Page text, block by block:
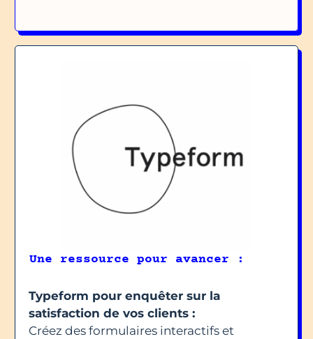
Une ressource pour avancer :
Typeform pour enquêter sur la
satisfaction de vos clients :
Créez des formulaires interactifs et